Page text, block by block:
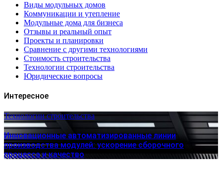
Виды модульных домов
Коммуникации и утепление
Модульные дома для бизнеса
Отзывы и реальный опыт
Проекты и планировки
Сравнение с другими технологиями
Стоимость строительства
Технологии строительства
Юридические вопросы
Интересное
Технологии строительства
Инновационные автоматизированные линии
производства модулей: ускорение сборочного
процесса и качество